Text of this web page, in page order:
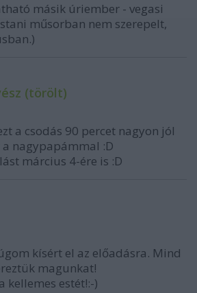
másik úriember - vegasi
műsorban nem szerepelt,
(törölt)
a csodás 90 percet nagyon jól
nagypapámmal :D
március 4-ére is :D
kísért el az előadásra. Mind
magunkat!
kellemes estét!:-)